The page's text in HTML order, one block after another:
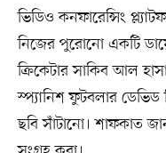
ভিডিও কনফারেন্সিং
নিজের পুরোনো একটি
ক্রিকেটার সাকিব আল
স্প্যানিশ ফুটবলার
ছবি সাঁটানো। শাফকাত